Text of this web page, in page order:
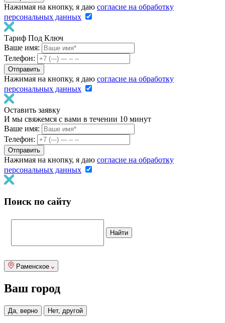
Нажимая на кнопку, я даю согласие на обработку
персональных данных
Тариф Под Ключ
Ваше имя:
Телефон:
Нажимая на кнопку, я даю согласие на обработку
персональных данных
Оставить заявку
И мы свяжемся с вами в течении 10 минут
Ваше имя:
Телефон:
Нажимая на кнопку, я даю согласие на обработку
персональных данных
Поиск по сайту
Раменское
Ваш город
Да, верно Нет, другой